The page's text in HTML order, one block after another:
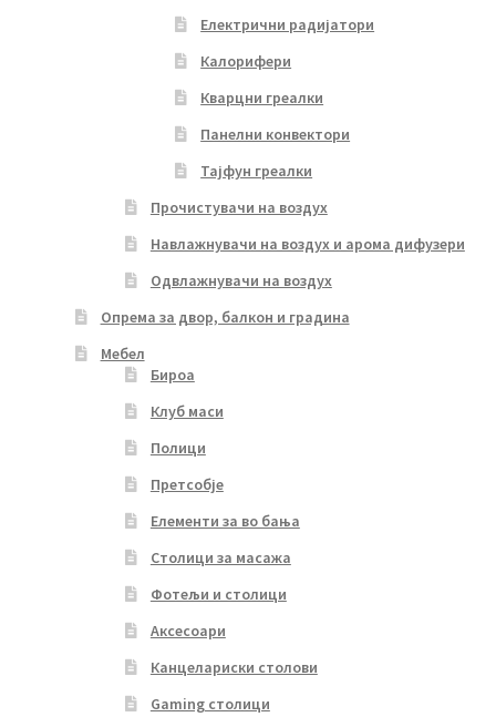
Електрични радијатори
Калорифери
Кварцни греалки
Панелни конвектори
Тајфун греалки
Прочистувачи на воздух
Навлажнувачи на воздух и арома дифузери
Одвлажнувачи на воздух
Опрема за двор, балкон и градина
Мебел
Бироа
Клуб маси
Полици
Претсобје
Елементи за во бања
Столици за масажа
Фотељи и столици
Аксесоари
Канцелариски столови
Gaming столици